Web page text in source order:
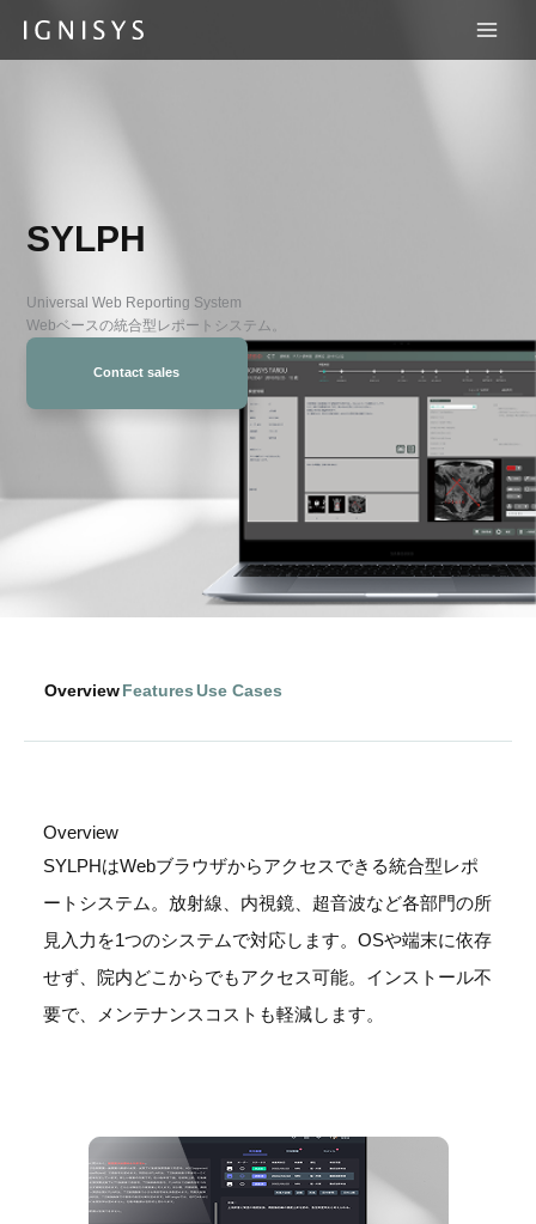
SYLPH
Universal Web Reporting System
Webベースの統合型レポートシステム。
Contact sales
Overview FeaturesUse Cases
Overview
SYLPHはWebブラウザからアクセスできる統合型レポ
ートシステム。放射線、内視鏡、超音波など各部門の所
見入力を1つのシステムで対応します。OSや端末に依存
せず、院内どこからでもアクセス可能。インストール不
要で、メンテナンスコストも軽減します。